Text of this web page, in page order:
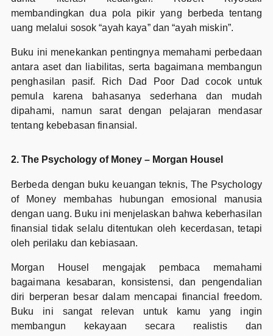
membandingkan dua pola pikir yang berbeda tentang
uang melalui sosok “ayah kaya” dan “ayah miskin”.
Buku ini menekankan pentingnya memahami perbedaan
antara aset dan liabilitas, serta bagaimana membangun
penghasilan pasif. Rich Dad Poor Dad cocok untuk
pemula karena bahasanya sederhana dan mudah
dipahami, namun sarat dengan pelajaran mendasar
tentang kebebasan finansial.
2. The Psychology of Money – Morgan Housel
Berbeda dengan buku keuangan teknis, The Psychology
of Money membahas hubungan emosional manusia
dengan uang. Buku ini menjelaskan bahwa keberhasilan
finansial tidak selalu ditentukan oleh kecerdasan, tetapi
oleh perilaku dan kebiasaan.
Morgan Housel mengajak pembaca memahami
bagaimana kesabaran, konsistensi, dan pengendalian
diri berperan besar dalam mencapai financial freedom.
Buku ini sangat relevan untuk kamu yang ingin
membangun kekayaan secara realistis dan